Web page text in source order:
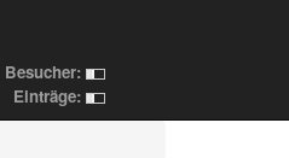
Besucher:
Einträge: